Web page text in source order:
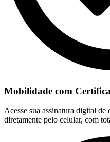
Mobilidade com
Acesse sua assinatura digital
diretamente pelo celular, com